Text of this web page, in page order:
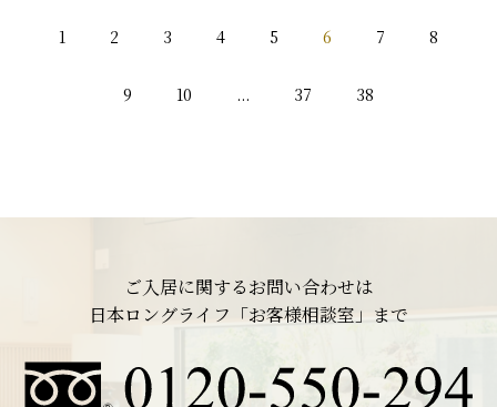
1 2 3 4 5 6 7 8
9 10 ... 37 38
ご入居に関するお問い合わせは
日本ロングライフ「お客様相談室」まで